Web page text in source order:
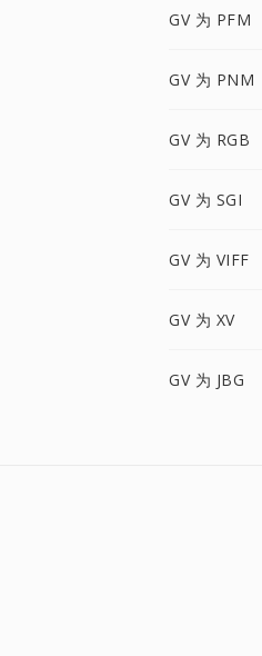
GV 为 PFM
GV 为 PNM
GV 为 RGB
GV 为 SGI
GV 为 VIFF
GV 为 XV
GV 为 JBG